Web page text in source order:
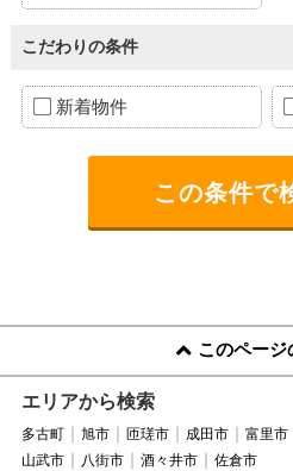
こだわりの条件
新着物件
このページ
エリアから検索
多古町 旭市 匝瑳市 成田市 富里市
山武市
八街市 酒々井市 佐倉市